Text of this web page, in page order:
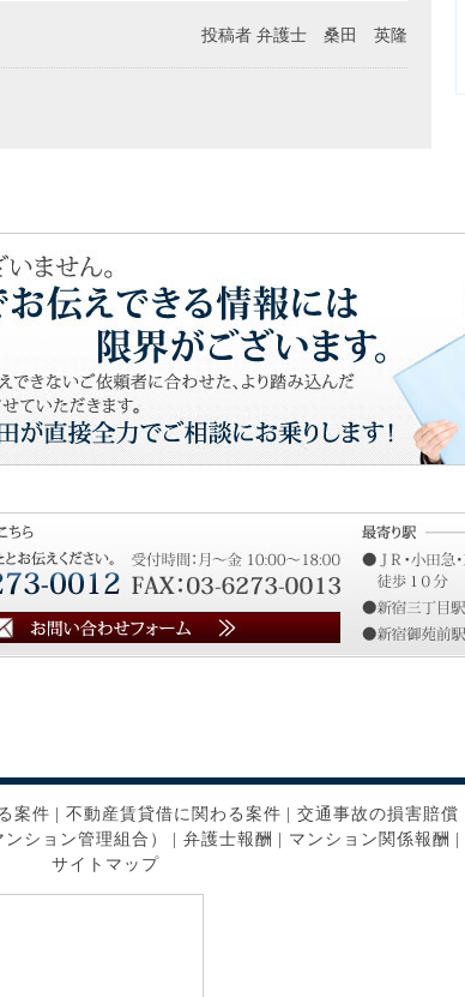
投稿者 弁護士 桑田 英隆
案件 不動産賃貸借に関わる案件 交通事故の損害賠償
ション管理組合） 弁護士報酬 マンション関係報酬
サイトマップ